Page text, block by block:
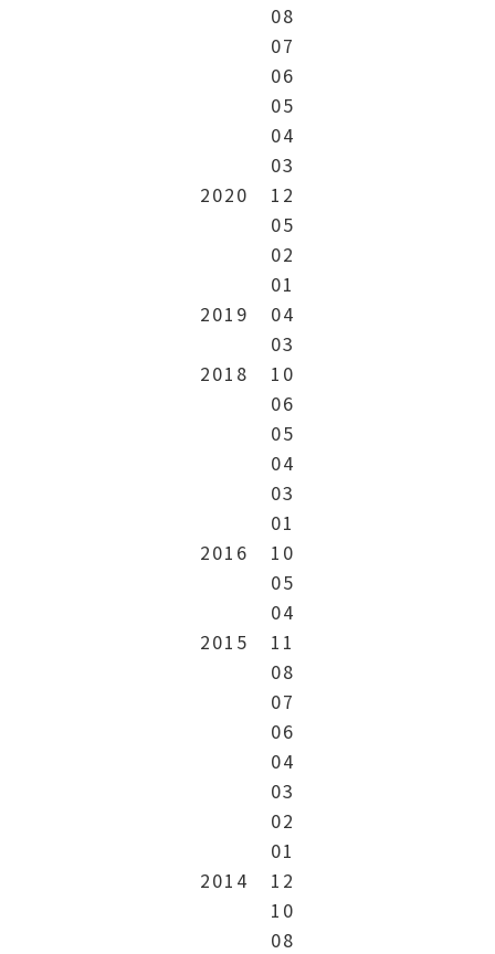
08
07
06
05
04
03
2020
12
05
02
01
2019
04
03
2018
10
06
05
04
03
01
2016
10
05
04
2015
11
08
07
06
04
03
02
01
2014
12
10
08